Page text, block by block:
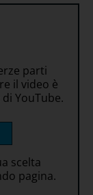
parti
il video è
YouTube.
scelta
pagina.